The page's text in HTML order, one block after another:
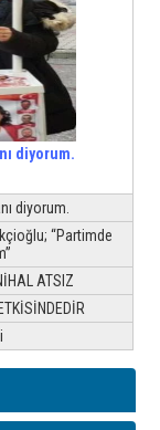
diyorum.
diyorum.
“Partimde
ATSIZ